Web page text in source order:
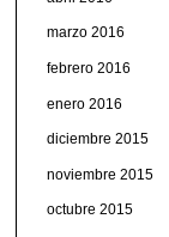
marzo 2016
febrero 2016
enero 2016
diciembre 2015
noviembre 2015
octubre 2015